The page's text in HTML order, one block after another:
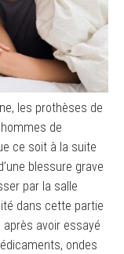
les prothèses de
de
ce soit à la suite
blessure grave
par la salle
dans cette partie
avoir essayé
ondes